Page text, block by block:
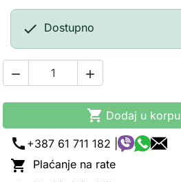
 Dostupno
 
 Dodaj u korpu
call +387 61 711 182 |
 Plaćanje na rate